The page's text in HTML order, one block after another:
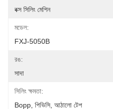
বক্স সিলিং মেশিন
মডেল:
FXJ-5050B
রঙ:
সাদা
সিলিং ক্ষমতা:
Bopp, পিভিসি, আঠালো টেপ